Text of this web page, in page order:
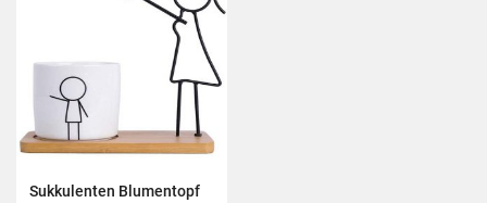
Sukkulenten Blumentopf